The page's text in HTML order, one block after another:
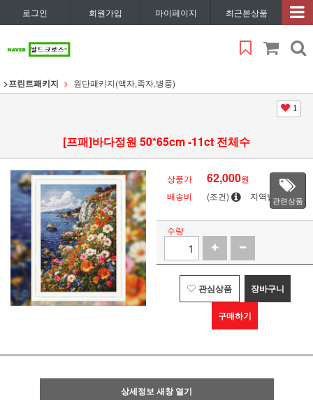
로그인 회원가입 마이페이지 최근본상품
>프린트패키지 원단패키지(액자,족자,병풍)
1
[프패]바다정원 50*65cm -11ct 전체수
상품가 62,000원
배송비
(조건) 지역별관련상품
수량
관심상품 장바구니
구매하기
상세정보 새창 열기